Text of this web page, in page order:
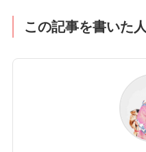
この記事を書いた人